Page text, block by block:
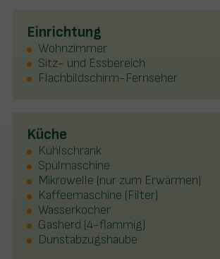
Einrichtung
Wohnzimmer
Sitz- und Essbereich
Flachbildschirm-Fernseher
Küche
Kühlschrank
Spülmaschine
Mikrowelle (nur zum Erwärmen)
Kaffeemaschine (Filter)
Wasserkocher
Gasherd (4-flammig)
Dunstabzugshaube